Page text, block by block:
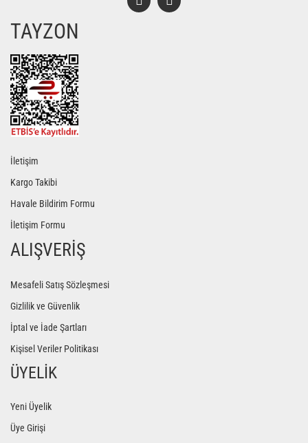
TAYZON
İletişim
Kargo Takibi
Havale Bildirim Formu
İletişim Formu
ALIŞVERİŞ
Mesafeli Satış Sözleşmesi
Gizlilik ve Güvenlik
İptal ve İade Şartları
Kişisel Veriler Politikası
ÜYELİK
Yeni Üyelik
Üye Girişi